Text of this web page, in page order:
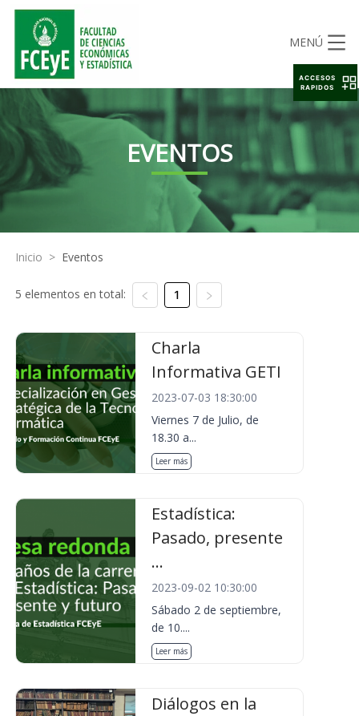
MENÚ
EVENTOS
Inicio > Eventos
5 elementos en total: 1
Charla
Informativa GETI
2023-07-03 18:30:00
Viernes 7 de Julio, de
18.30 a...
Leer más
Estadística:
Pasado, presente
...
2023-09-02 10:30:00
Sábado 2 de septiembre,
de 10....
Leer más
Diálogos en la
ACCESOS
RAPIDOS